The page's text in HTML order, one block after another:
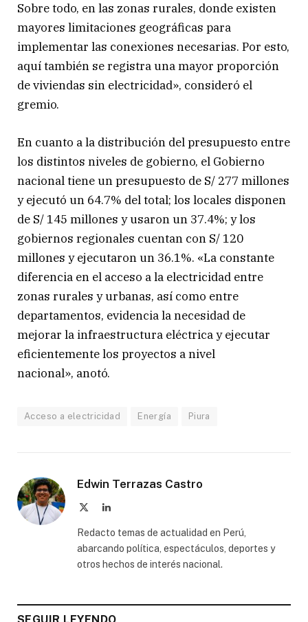
Sobre todo, en las zonas rurales, donde existen
mayores limitaciones geográficas para
implementar las conexiones necesarias. Por esto,
aquí también se registra una mayor proporción
de viviendas sin electricidad», consideró el
gremio.
En cuanto a la distribución del presupuesto entre
los distintos niveles de gobierno, el Gobierno
nacional tiene un presupuesto de S/ 277 millones
y ejecutó un 64.7% del total; los locales disponen
de S/ 145 millones y usaron un 37.4%; y los
gobiernos regionales cuentan con S/ 120
millones y ejecutaron un 36.1%. «La constante
diferencia en el acceso a la electricidad entre
zonas rurales y urbanas, así como entre
departamentos, evidencia la necesidad de
mejorar la infraestructura eléctrica y ejecutar
eficientemente los proyectos a nivel
nacional», anotó.
Acceso a electricidad Energía Piura
Edwin Terrazas Castro
LinkedIn
Redacto temas de actualidad en Perú,
abarcando política, espectáculos, deportes y
otros hechos de interés nacional.
SEGUIR LEYENDO